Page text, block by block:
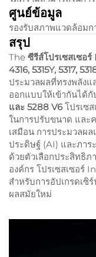
ศูนย์ข้อมูล
รองรับสภาพแวดล้อม
สรุป
The ซีรีส์โปรเซสเซอ
4316, 5315Y, 5317,
ประมวลผลที่ทรงพลังแ
ออกแบบให้เข้ากันได้กั
และ 5288 V6โปรเซ
ในการปรับขนาด และ
เสมือน การประมวล
ประดิษฐ์ (AI) และภา
ด้วยตัวเลือกประสิทธิ
องค์กร โปรเซสเซอร์
สำหรับการอัปเกรดเซิ
ผลสมัยใหม่